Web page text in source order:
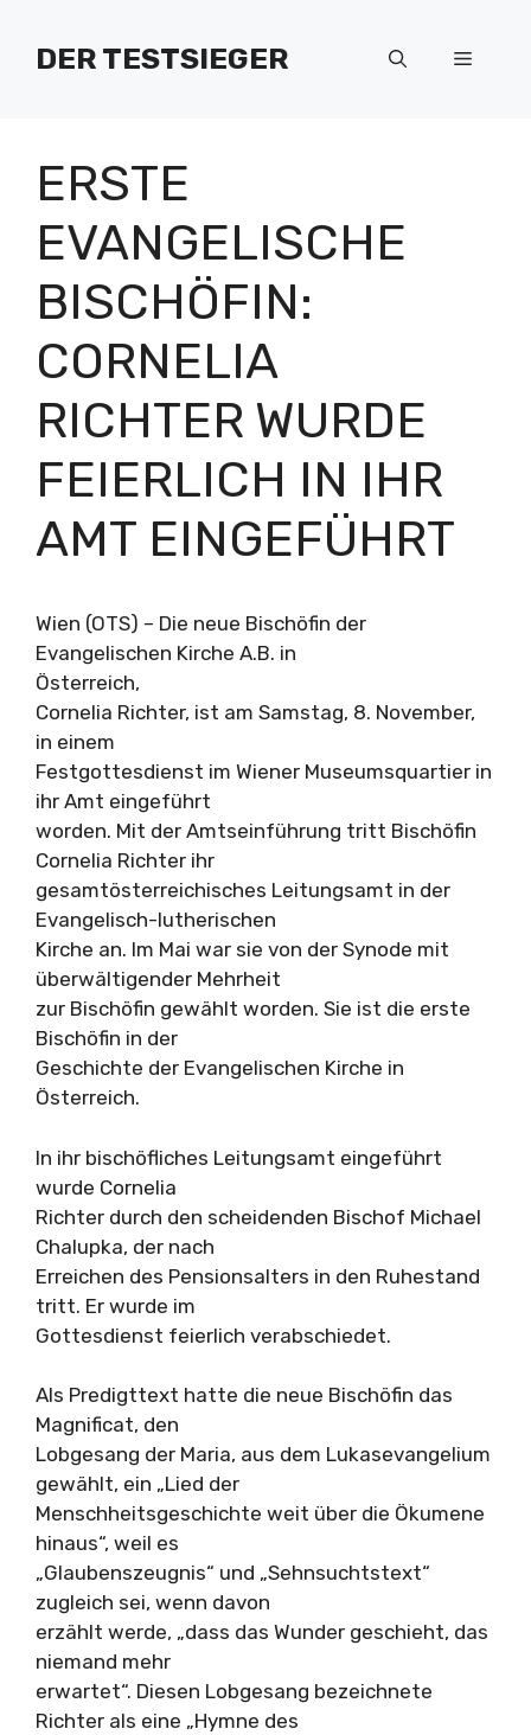
Inhalt
springenDER TESTSIEGER Menü
ERSTE
EVANGELISCHE
BISCHÖFIN:
CORNELIA
RICHTER WURDE
FEIERLICH IN IHR
AMT EINGEFÜHRT
Wien (OTS) – Die neue Bischöfin der
Evangelischen Kirche A.B. in
Österreich,
Cornelia Richter, ist am Samstag, 8. November,
in einem
Festgottesdienst im Wiener Museumsquartier in
ihr Amt eingeführt
worden. Mit der Amtseinführung tritt Bischöfin
Cornelia Richter ihr
gesamtösterreichisches Leitungsamt in der
Evangelisch-lutherischen
Kirche an. Im Mai war sie von der Synode mit
überwältigender Mehrheit
zur Bischöfin gewählt worden. Sie ist die erste
Bischöfin in der
Geschichte der Evangelischen Kirche in
Österreich.
In ihr bischöfliches Leitungsamt eingeführt
wurde Cornelia
Richter durch den scheidenden Bischof Michael
Chalupka, der nach
Erreichen des Pensionsalters in den Ruhestand
tritt. Er wurde im
Gottesdienst feierlich verabschiedet.
Als Predigttext hatte die neue Bischöfin das
Magnificat, den
Lobgesang der Maria, aus dem Lukasevangelium
gewählt, ein „Lied der
Menschheitsgeschichte weit über die Ökumene
hinaus“, weil es
„Glaubenszeugnis“ und „Sehnsuchtstext“
zugleich sei, wenn davon
erzählt werde, „dass das Wunder geschieht, das
niemand mehr
erwartet“. Diesen Lobgesang bezeichnete
Richter als eine „Hymne des